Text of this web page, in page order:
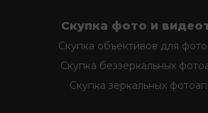
Скупка фото и
Скупка объективов для
Скупка беззеркальных
Скупка зеркальных